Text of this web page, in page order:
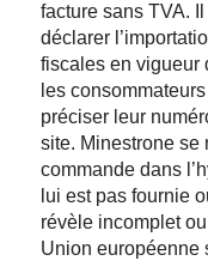
facture sans TVA.
déclarer
fiscales en vigueur
les
préciser leur
site. Minestrone se
commande dans
lui est pas fournie
révèle incomplet
Union européenne